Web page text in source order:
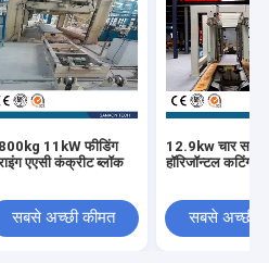
11kW फीडिंग
एएसी कंक्रीट ब्लॉक
सबसे अच्छी कीमत
12.9kw चार
हॉरिजॉन्टल कटिंग
सबसे अच्छी